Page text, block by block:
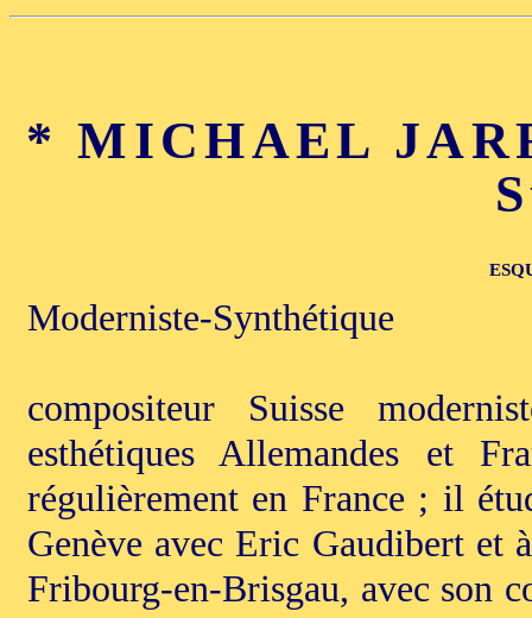
* MICHAEL
Moderniste-Synthétique
compositeur Suisse
esthétiques Allemandes et
régulièrement en France ; il
Genève avec Eric Gaudibert et
Fribourg-en-Brisgau, avec son